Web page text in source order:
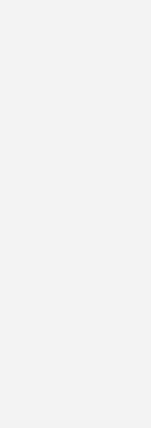
Jahrzehnten die
da Architekten
sowie Konzepte
gehalten